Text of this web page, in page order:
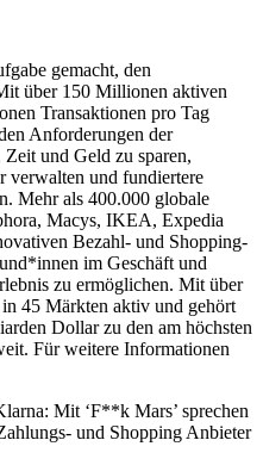
gemacht, den
über 150 Millionen aktiven
Transaktionen pro Tag
Anforderungen der
und Geld zu sparen,
verwalten und fundiertere
Mehr als 400.000 globale
Macys, IKEA, Expedia
Bezahl- und Shopping-
im Geschäft und
zu ermöglichen. Mit über
45 Märkten aktiv und gehört
Dollar zu den am höchsten
Für weitere Informationen
Mit ‘F**k Mars’ sprechen
und Shopping Anbieter